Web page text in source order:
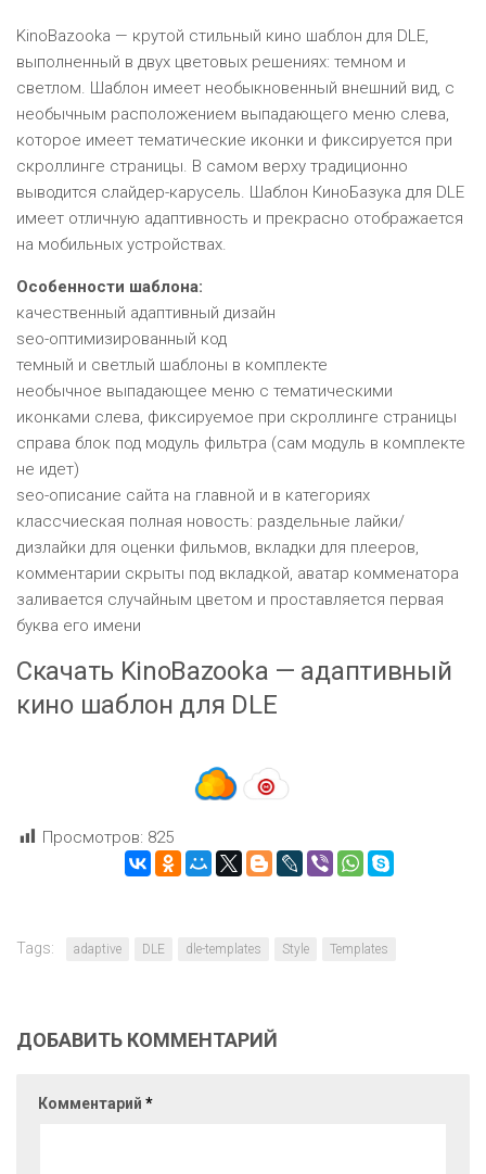
KinoBazooka — крутой стильный кино шаблон для DLE,
выполненный в двух цветовых решениях: темном и
светлом. Шаблон имеет необыкновенный внешний вид, с
необычным расположением выпадающего меню слева,
которое имеет тематические иконки и фиксируется при
скроллинге страницы. В самом верху традиционно
выводится слайдер-карусель. Шаблон КиноБазука для DLE
имеет отличную адаптивность и прекрасно отображается
на мобильных устройствах.
Особенности шаблона:
качественный адаптивный дизайн
seo-оптимизированный код
темный и светлый шаблоны в комплекте
необычное выпадающее меню с тематическими
иконками слева, фиксируемое при скроллинге страницы
справа блок под модуль фильтра (сам модуль в комплекте
не идет)
seo-описание сайта на главной и в категориях
классчиеская полная новость: раздельные лайки/
дизлайки для оценки фильмов, вкладки для плееров,
комментарии скрыты под вкладкой, аватар комменатора
заливается случайным цветом и проставляется первая
буква его имени
Скачать KinoBazooka — адаптивный
кино шаблон для DLE
Просмотров: 825
Tags: adaptive DLE dle-templates Style Templates
ДОБАВИТЬ КОММЕНТАРИЙ
Комментарий *